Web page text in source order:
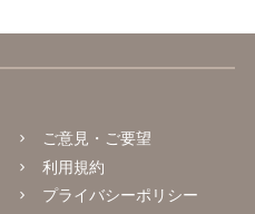
ご意見・ご要望
利用規約
プライバシーポリシー